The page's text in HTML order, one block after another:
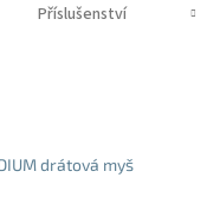
Příslušenství
drátová myš